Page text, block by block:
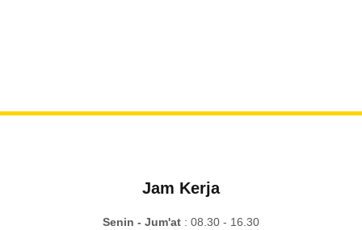
Jam Kerja
Senin - Jum'at : 08.30 - 16.30